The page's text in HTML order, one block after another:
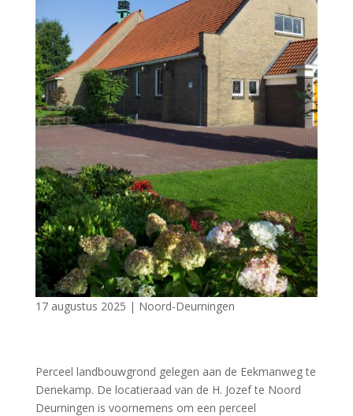
17 augustus 2025 | Noord-Deurningen
Perceel landbouwgrond gelegen aan de Eekmanweg te
Denekamp. De locatieraad van de H. Jozef te Noord
Deurningen is voornemens om een perceel